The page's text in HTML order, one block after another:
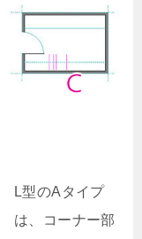
L型のAタイプ
は、コーナー部